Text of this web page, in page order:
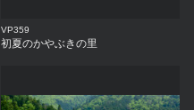
VP359
初夏のかやぶきの里